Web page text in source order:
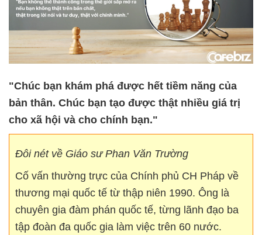
"Chúc bạn khám phá được hết tiềm năng của
bản thân. Chúc bạn tạo được thật nhiều giá trị
cho xã hội và cho chính bạn."
Đôi nét về Giáo sư Phan Văn Trường
Cố vấn thường trực của Chính phủ CH Pháp về
thương mại quốc tế từ thập niên 1990. Ông là
chuyên gia đàm phán quốc tế, từng lãnh đạo ba
tập đoàn đa quốc gia làm việc trên 60 nước.